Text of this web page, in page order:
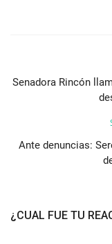
Senadora Rincón
Ante denuncias:
¿CUAL FUE TU